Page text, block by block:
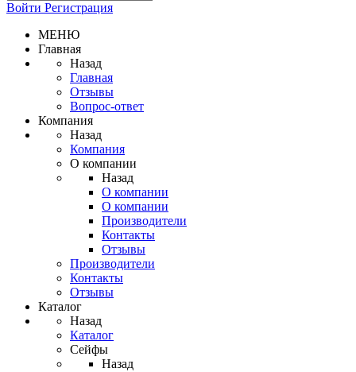
Войти Регистрация
МЕНЮ
Главная
Назад
Главная
Отзывы
Вопрос-ответ
Компания
Назад
Компания
О компании
Назад
О компании
О компании
Производители
Контакты
Отзывы
Производители
Контакты
Отзывы
Каталог
Назад
Каталог
Сейфы
Назад